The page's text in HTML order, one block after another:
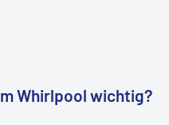
Whirlpool wichtig?